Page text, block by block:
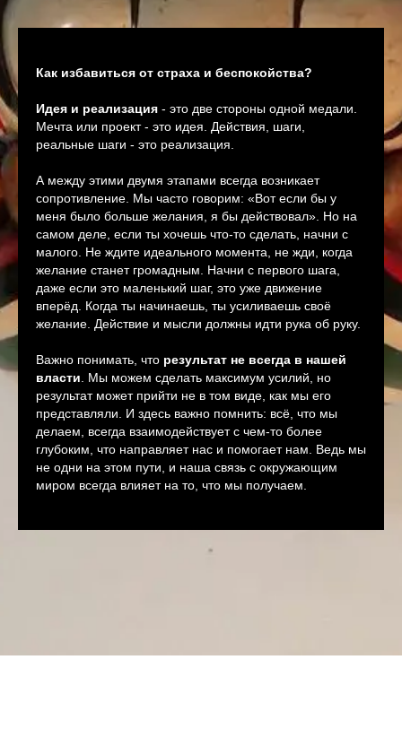
Как избавиться от страха и беспокойства?
Идея и реализация - это две стороны одной медали.
Мечта или проект - это идея. Действия, шаги,
реальные шаги - это реализация.
А между этими двумя этапами всегда возникает
сопротивление. Мы часто говорим: «Вот если бы у
меня было больше желания, я бы действовал». Но на
самом деле, если ты хочешь что-то сделать, начни с
малого. Не ждите идеального момента, не жди, когда
желание станет громадным. Начни с первого шага,
даже если это маленький шаг, это уже движение
вперёд. Когда ты начинаешь, ты усиливаешь своё
желание. Действие и мысли должны идти рука об руку.
Важно понимать, что результат не всегда в нашей
власти . Мы можем сделать максимум усилий, но
результат может прийти не в том виде, как мы его
представляли. И здесь важно помнить: всё, что мы
делаем, всегда взаимодействует с чем-то более
глубоким, что направляет нас и помогает нам. Ведь мы
не одни на этом пути, и наша связь с окружающим
миром всегда влияет на то, что мы получаем.